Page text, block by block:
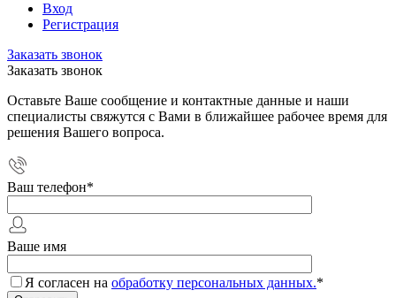
Вход
Регистрация
Заказать звонок
Заказать звонок
Оставьте Ваше сообщение и контактные данные и наши
специалисты свяжутся с Вами в ближайшее рабочее время для
решения Вашего вопроса.
Ваш телефон*
Ваше имя
Я согласен на обработку персональных данных.*